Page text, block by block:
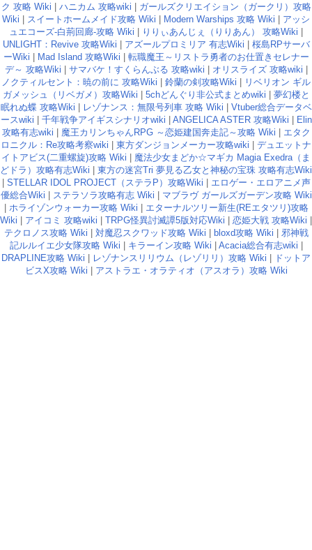
ク 攻略 Wiki | ハニカム 攻略wiki | ガールズクリエイション（ガークリ）攻略
Wiki | スイートホームメイド攻略 Wiki | Modern Warships 攻略 Wiki | アッシ
ュエコーズ-白荊回廊-攻略 Wiki | りりぃあんじぇ（りりあん） 攻略Wiki |
UNLIGHT：Revive 攻略Wiki | アズールプロミリア 有志Wiki | 桜島RPサーバ
ーWiki | Mad Island 攻略Wiki | 転職魔王～リストラ勇者のお仕置きセレナー
デ～ 攻略Wiki | サマバケ！すくらんぶる 攻略wiki | オリスライズ 攻略wiki |
ノクティルセント：暁の前に 攻略Wiki | 鈴蘭の剣攻略Wiki | リベリオン ギル
ガメッシュ（リベガメ）攻略Wiki | 5chどんぐり非公式まとめwiki | 夢幻楼と
眠れぬ蝶 攻略Wiki | レゾナンス：無限号列車 攻略 Wiki | Vtuber総合データベ
ースwiki | 千年戦争アイギスシナリオwiki | ANGELICA ASTER 攻略Wiki | Elin
攻略有志wiki | 魔王カリンちゃんRPG ～恋姫建国奔走記～攻略 Wiki | エタク
ロニクル：Re攻略考察wiki | 東方ダンジョンメーカー攻略wiki | デュエットナ
イトアビス(二重螺旋)攻略 Wiki | 魔法少女まどか☆マギカ Magia Exedra（ま
どドラ）攻略有志Wiki | 東方の迷宮Tri 夢見る乙女と神秘の宝珠 攻略有志Wiki
| STELLAR IDOL PROJECT（ステラP）攻略Wiki | エロゲー・エロアニメ声
優総合Wiki | ステラソラ攻略有志 Wiki | マブラヴ ガールズガーデン攻略 Wiki
| ホライゾンウォーカー攻略 Wiki | エターナルツリー新生(REエタツリ)攻略
Wiki | アイコミ 攻略wiki | TRPG怪異討滅譚5版対応Wiki | 恋姫大戦 攻略Wiki |
テクロノス攻略 Wiki | 対魔忍スクワッド攻略 Wiki | bloxd攻略 Wiki | 邪神戦
記ルルイエ少女隊攻略 Wiki | キラーイン攻略 Wiki | Acacia総合有志wiki |
DRAPLINE攻略 Wiki | レゾナンスリリウム（レゾリリ）攻略 Wiki | ドットア
ビスX攻略 Wiki | アストラエ・オラティオ（アスオラ）攻略 Wiki